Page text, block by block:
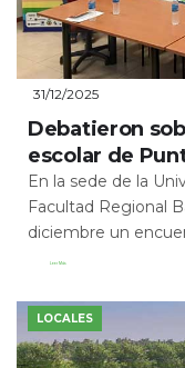
31/12/2025
Debatieron
escolar de
En la sede de la
Facultad Regional
diciembre un
Leer Más
LOCALES